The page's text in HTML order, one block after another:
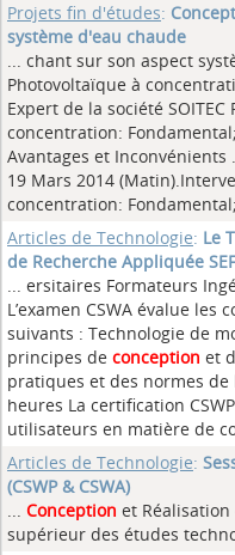
Projets fin d'études:
système d'eau chaude
... chant sur son aspect
Photovoltaïque à
Expert de la société
concentration: Fondamental;
Avantages et
19 Mars 2014
concentration:
Articles de Technologie: Le
de Recherche Appliquée
... ersitaires Formateurs
L’examen CSWA évalue
suivants : Technologie de
principes de conception et
pratiques et des normes de
heures La certification
utilisateurs en matière de
Articles de Technologie:
(CSWP & CSWA)
... Conception et
supérieur des études